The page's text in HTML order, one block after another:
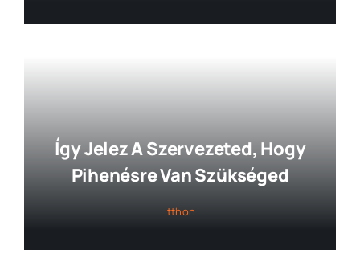
Így Jelez A Szervezeted, Hogy
Pihenésre Van Szükséged
Itthon